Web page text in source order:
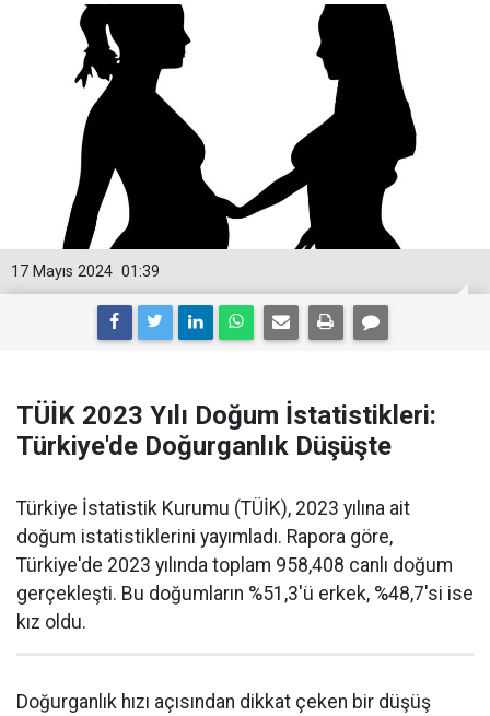
01:39
17 Mayıs 2024
TÜİK 2023 Yılı Doğum İstatistikleri:
Türkiye'de Doğurganlık Düşüşte
Türkiye İstatistik Kurumu (TÜİK), 2023 yılına ait
doğum istatistiklerini yayımladı. Rapora göre,
Türkiye'de 2023 yılında toplam 958,408 canlı doğum
gerçekleşti. Bu doğumların %51,3'ü erkek, %48,7'si ise
kız oldu.
Doğurganlık hızı açısından dikkat çeken bir düşüş